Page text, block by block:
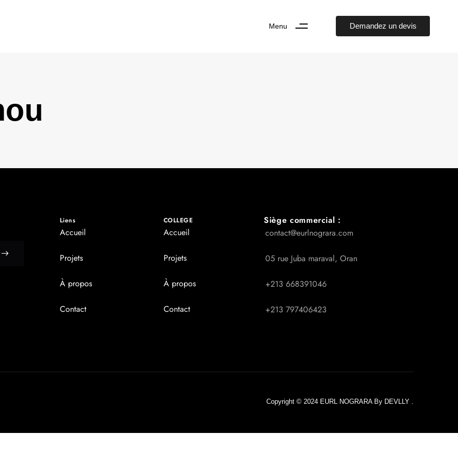
Menu Demandez un devis
Liens
Accueil
Projets
À propos
Contact
COLLEGE
Accueil
Projets
À propos
Contact
Siège commercial :
contact@eurlnograra.com
05 rue Juba maraval, Oran
+213 668391046
+213 797406423
Copyright © 2024 EURL NOGRARA By DEVLLY